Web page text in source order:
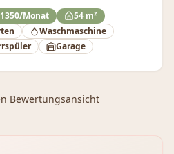
Monat
54 m²
Waschmaschine
Garage
Bewertungsansicht